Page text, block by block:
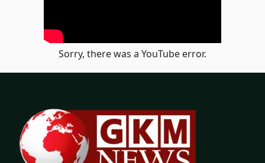
Sorry, there was a YouTube error.